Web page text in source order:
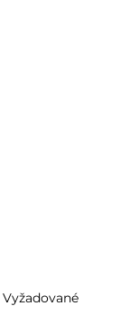
Vyžadované